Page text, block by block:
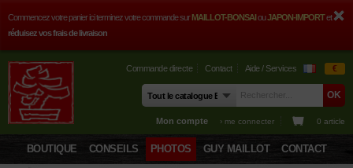
Commencez votre panier ici terminez votre commande surMAILLOT-BONSAIouJAPON-IMPORTet
réduisez vos frais de livraison
Commande directe Contact Aide / Services €
Mon compte › me connecter 0 article
BOUTIQUE CONSEILS PHOTOS GUY MAILLOT CONTACT